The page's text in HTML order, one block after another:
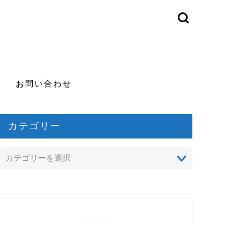
お問い合わせ
カテゴリー